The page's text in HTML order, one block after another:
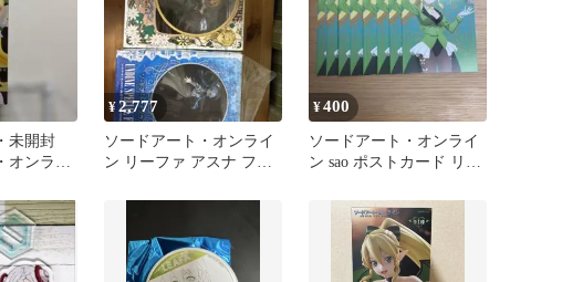
未開封
オンライ
¥2,777
ソードアート・オンライ
ン リーファ アスナ フィ
¥400
ソードアート・オンライ
ン sao ポストカード リー